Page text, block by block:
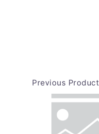
Previous Product